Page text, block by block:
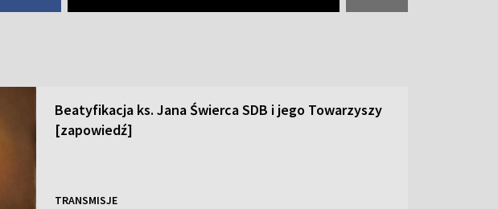
Beatyfikacja ks. Jana Świerca SDB i jego Towarzyszy
[zapowiedź]
TRANSMISJE